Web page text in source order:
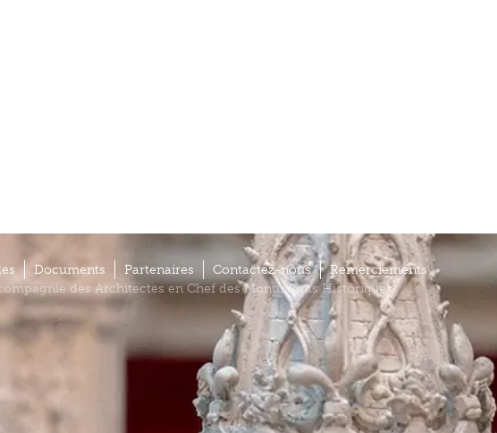
Documents Partenaires Contactez-nous
Remerciements
des Architectes en Chef des Monuments Historiques